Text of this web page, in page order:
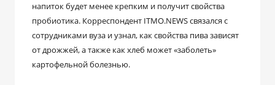
напиток будет менее крепким и получит свойства
пробиотика. Корреспондент ITMO.NEWS связался с
сотрудниками вуза и узнал, как свойства пива зависят
от дрожжей, а также как хлеб может «заболеть»
картофельной болезнью.